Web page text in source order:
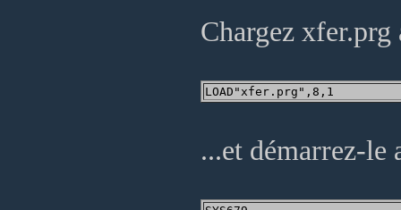
Chargez
...et démarrez-le